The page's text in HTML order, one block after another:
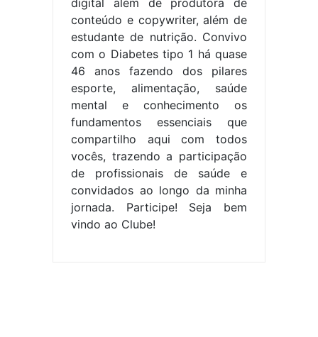
digital além de produtora de
conteúdo e copywriter, além de
estudante de nutrição. Convivo
com o Diabetes tipo 1 há quase
46 anos fazendo dos pilares
esporte, alimentação, saúde
mental e conhecimento os
fundamentos essenciais que
compartilho aqui com todos
vocês, trazendo a participação
de profissionais de saúde e
convidados ao longo da minha
jornada. Participe! Seja bem
vindo ao Clube!